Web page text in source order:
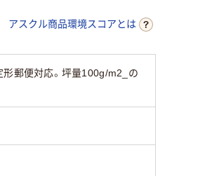
なし
アスクル商品環境スコアとは
形郵便対応。坪量100g/m2_の